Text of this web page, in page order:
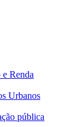
Renda
Urbanos
pública